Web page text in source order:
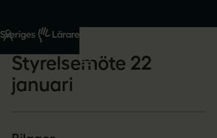
Start
Om oss
2026-02-03
Styrelsemöte 22
januari